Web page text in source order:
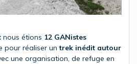
nous étions 12 GANistes
pour réaliser untrek inédit autour
une organisation, de refuge en